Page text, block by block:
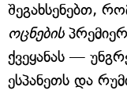
შეგახსენებთ,
ოცნების
ქვეყანას —
ესპანეთს და